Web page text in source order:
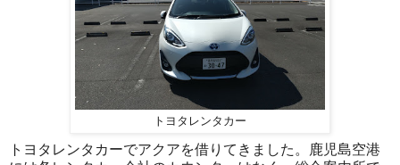
トヨタレンタカー
トヨタレンタカーでアクアを借りてきました。鹿児島空港